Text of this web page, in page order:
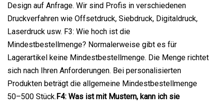
Design auf Anfrage. Wir sind Profis in verschiedenen
Druckverfahren wie Offsetdruck, Siebdruck, Digitaldruck,
Laserdruck usw. F3: Wie hoch ist die
Mindestbestellmenge? Normalerweise gibt es für
Lagerartikel keine Mindestbestellmenge. Die Menge richtet
sich nach Ihren Anforderungen. Bei personalisierten
Produkten beträgt die allgemeine Mindestbestellmenge
50–500 Stück. F4: Was ist mit Mustern, kann ich sie